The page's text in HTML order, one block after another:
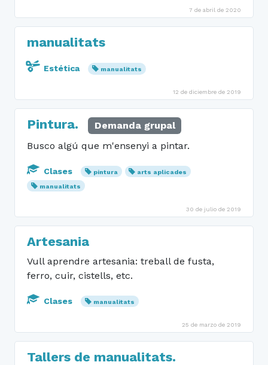
7 de abril de 2020
manualitats
Estética manualitats
12 de diciembre de 2019
Pintura.
Demanda grupal
Busco algú que m'ensenyi a pintar.
Clases pintura
arts aplicades
manualitats
30 de julio de 2019
Artesania
Vull aprendre artesania: treball de fusta,
ferro, cuir, cistells, etc.
Clases manualitats
25 de marzo de 2019
Tallers de manualitats.